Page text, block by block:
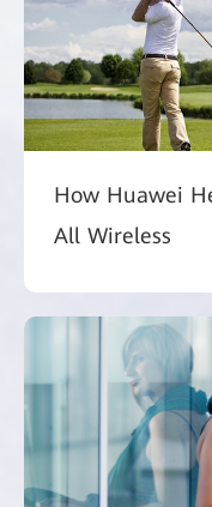
How Huawei
All Wireless